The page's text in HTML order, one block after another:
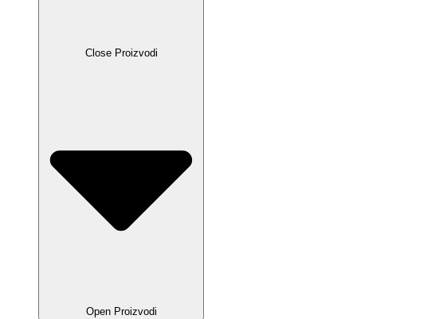
Close Proizvodi
Open Proizvodi